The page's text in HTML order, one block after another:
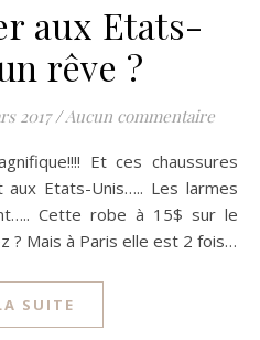
aux Etats-
rêve ?
2017 /Aucun commentaire
aux Etats-Unis….. Les larmes
Cette robe à 15$ sur le
? Mais à Paris elle est 2 fois…
SUITE